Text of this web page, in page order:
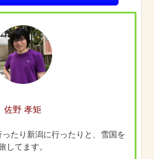
佐野 孝矩
たり新潟に行ったりと、雪国を
してます。